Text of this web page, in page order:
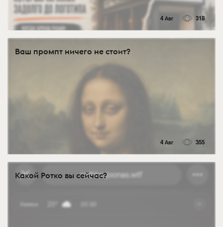
4 Авг 318
Ваш промпт ничего не стоит?
4 Авг 355
Какой Ротко вы сейчас?